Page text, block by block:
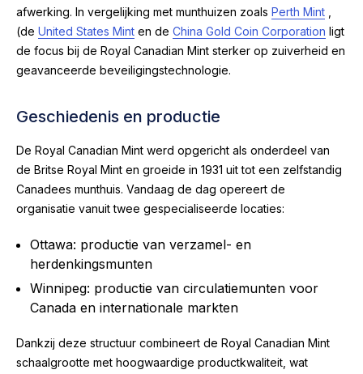
afwerking. In vergelijking met munthuizen zoals Perth Mint
(de United States Mint en de China Gold Coin Corporation ligt
de focus bij de Royal Canadian Mint sterker op zuiverheid en
geavanceerde beveiligingstechnologie.
Geschiedenis en productie
De Royal Canadian Mint werd opgericht als onderdeel van
de Britse Royal Mint en groeide in 1931 uit tot een zelfstandig
Canadees munthuis. Vandaag de dag opereert de
organisatie vanuit twee gespecialiseerde locaties:
Ottawa: productie van verzamel- en
herdenkingsmunten
Winnipeg: productie van circulatiemunten voor
Canada en internationale markten
Dankzij deze structuur combineert de Royal Canadian Mint
schaalgrootte met hoogwaardige productkwaliteit, wat